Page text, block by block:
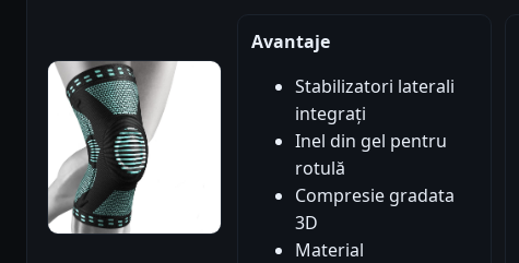
Avantaje
Stabilizatori laterali
integrați
Inel din gel pentru
rotulă
Compresie gradata
3D
Material